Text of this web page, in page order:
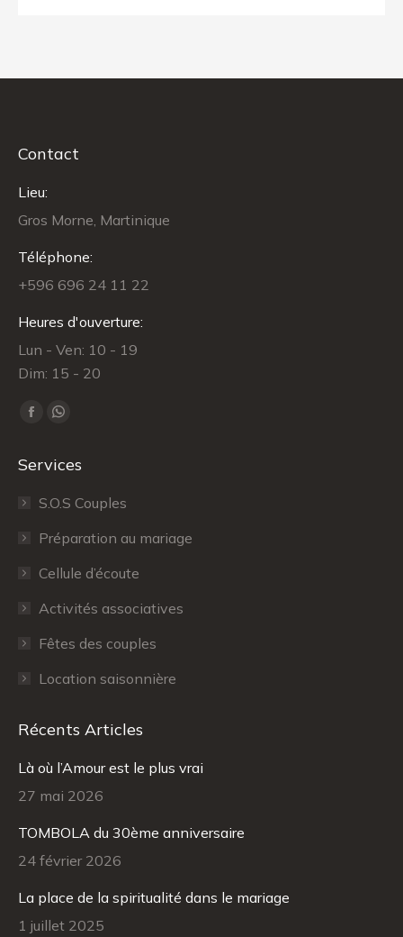
Contact
Lieu:
Gros Morne, Martinique
Téléphone:
+596 696 24 11 22
Heures d'ouverture:
Lun - Ven: 10 - 19
Dim: 15 - 20
Trouvez nous sur :
Facebook
opens
window
WhatsApp
opens
window
Services
S.O.S Couples
Préparation au mariage
Cellule d’écoute
Activités associatives
Fêtes des couples
Location saisonnière
Récents Articles
Là où l’Amour est le plus vrai
27 mai 2026
TOMBOLA du 30ème anniversaire
24 février 2026
La place de la spiritualité dans le mariage
1 juillet 2025